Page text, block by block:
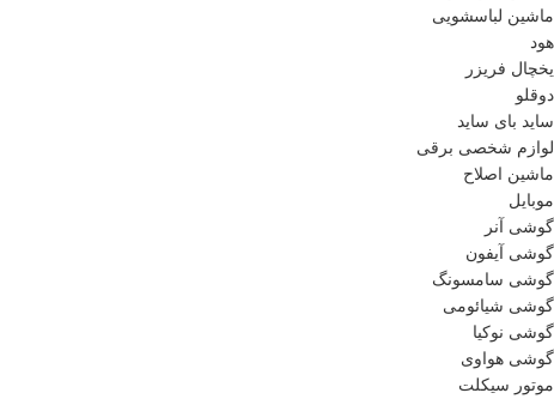
ماشین لباسشویی
هود
یخچال فریزر
دوقلو
ساید بای ساید
لوازم شخصی برقی
ماشین اصلاح
موبایل
گوشی آنر
گوشی آیفون
گوشی سامسونگ
گوشی شیائومی
گوشی نوکیا
گوشی هواوی
موتور سیکلت